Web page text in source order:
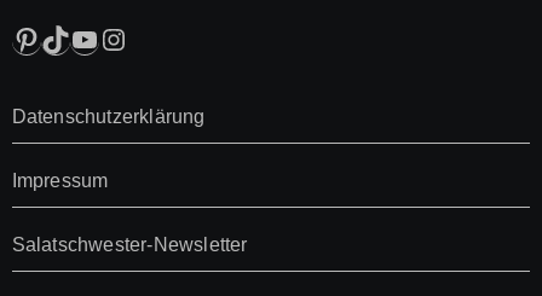
Pinterest
TikTok
YouTube
Instagram
Datenschutzerklärung
Impressum
Salatschwester-Newsletter